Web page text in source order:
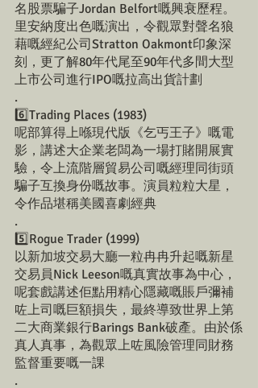
名股票騙子Jordan Belfort嘅興衰歷程。
里安納度出色嘅演出，令觀眾對聲名狼
藉嘅經紀公司Stratton Oakmont印象深
刻，更了解80年代尾至90年代多間大型
上市公司進行IPO嘅拉高出貨計劃
.
6️⃣Trading Places (1983)
呢部算得上喺現代版《乞丐王子》嘅電
影，講述大企業老闆為一場打賭開展實
驗，令上流階層貿易公司嘅經理同街頭
騙子互換身份嘅故事。演員粒粒大星，
令作品堪稱美國喜劇經典
.
5️⃣Rogue Trader (1999)
以新加坡交易大廳一粒冉冉升起嘅新星
交易員Nick Leeson嘅真實故事為中心，
呢套戲講述佢點用精心隱藏嘅賬戶彌補
咗上司嘅巨額損失，最終導致世界上第
二大商業銀行Barings Bank破產。由於係
真人真事，為觀眾上咗風險管理同財務
監督重要嘅一課
.